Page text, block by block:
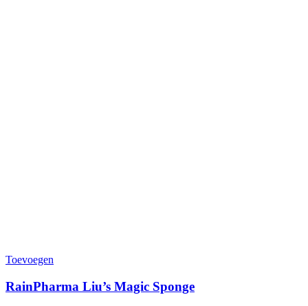
Toevoegen
RainPharma Liu’s Magic Sponge